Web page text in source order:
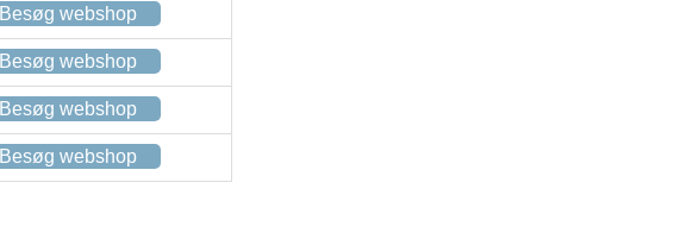
Besøg webshop
Besøg webshop
Besøg webshop
Besøg webshop